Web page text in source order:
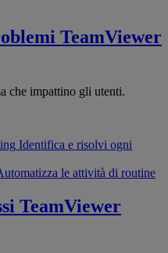
TeamViewer
che impattino gli utenti.
Identifica e risolvi ogni
le attività di routine
TeamViewer